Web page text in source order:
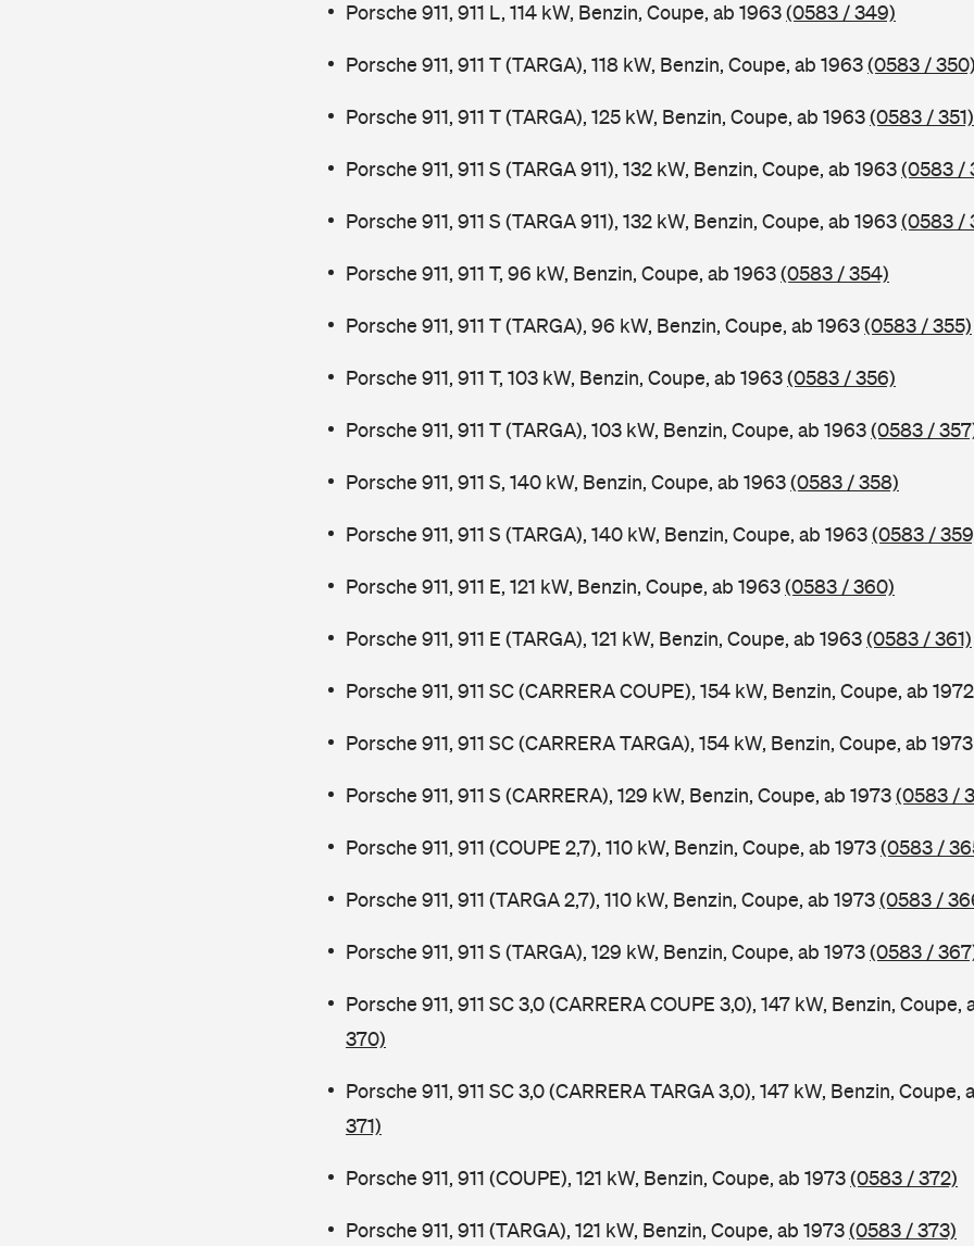
Porsche 911, 911 L, 114 kW, Benzin, Coupe, ab 1963(0583 / 349)
Porsche 911, 911 T (TARGA), 118 kW, Benzin, Coupe, ab 1963(0583 / 350)
Porsche 911, 911 T (TARGA), 125 kW, Benzin, Coupe, ab 1963(0583 / 351)
Porsche 911, 911 S (TARGA 911), 132 kW, Benzin, Coupe, ab 1963(0583 /
Porsche 911, 911 S (TARGA 911), 132 kW, Benzin, Coupe, ab 1963(0583 /
Porsche 911, 911 T, 96 kW, Benzin, Coupe, ab 1963(0583 / 354)
Porsche 911, 911 T (TARGA), 96 kW, Benzin, Coupe, ab 1963(0583 / 355)
Porsche 911, 911 T, 103 kW, Benzin, Coupe, ab 1963(0583 / 356)
Porsche 911, 911 T (TARGA), 103 kW, Benzin, Coupe, ab 1963(0583 /
Porsche 911, 911 S, 140 kW, Benzin, Coupe, ab 1963(0583 / 358)
Porsche 911, 911 S (TARGA), 140 kW, Benzin, Coupe, ab 1963(0583 /
Porsche 911, 911 E, 121 kW, Benzin, Coupe, ab 1963(0583 / 360)
Porsche 911, 911 E (TARGA), 121 kW, Benzin, Coupe, ab 1963(0583 / 361)
Porsche 911, 911 SC (CARRERA COUPE), 154 kW, Benzin, Coupe, ab 1972
Porsche 911, 911 SC (CARRERA TARGA), 154 kW, Benzin, Coupe, ab 1973
Porsche 911, 911 S (CARRERA), 129 kW, Benzin, Coupe, ab 1973(0583 /
Porsche 911, 911 (COUPE 2,7), 110 kW, Benzin, Coupe, ab 1973(0583 /
Porsche 911, 911 (TARGA 2,7), 110 kW, Benzin, Coupe, ab 1973(0583 /
Porsche 911, 911 S (TARGA), 129 kW, Benzin, Coupe, ab 1973(0583 /
Porsche 911, 911 SC 3,0 (CARRERA COUPE 3,0), 147 kW, Benzin, Coupe,
370)
Porsche 911, 911 SC 3,0 (CARRERA TARGA 3,0), 147 kW, Benzin, Coupe,
371)
Porsche 911, 911 (COUPE), 121 kW, Benzin, Coupe, ab 1973(0583 / 372)
Porsche 911, 911 (TARGA), 121 kW, Benzin, Coupe, ab 1973(0583 / 373)